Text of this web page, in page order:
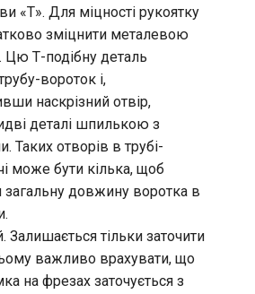
«Т». Для міцності рукоятку
зміцнити металевою
Цю Т-подібну деталь
вороток і,
наскрізний отвір,
деталі шпилькою з
Таких отворів в трубі-
може бути кілька, щоб
довжину воротка в
Залишається тільки заточити
важливо врахувати, що
на фрезах заточується з